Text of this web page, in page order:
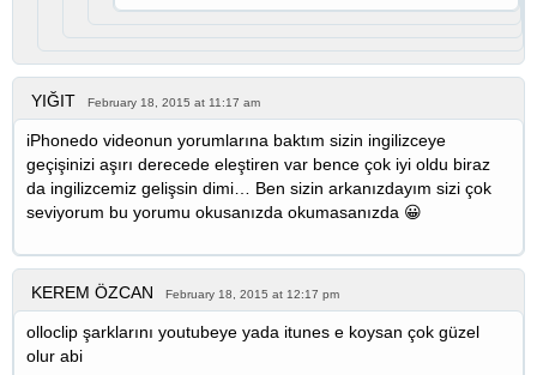
YIĞIT February 18, 2015 at 11:17 am
iPhonedo videonun yorumlarına baktım sizin ingilizceye
geçişinizi aşırı derecede eleştiren var bence çok iyi oldu biraz
da ingilizcemiz gelişsin dimi… Ben sizin arkanızdayım sizi çok
seviyorum bu yorumu okusanızda okumasanızda 😀
KEREM ÖZCAN February 18, 2015 at 12:17 pm
olloclip şarklarını youtubeye yada itunes e koysan çok güzel
olur abi